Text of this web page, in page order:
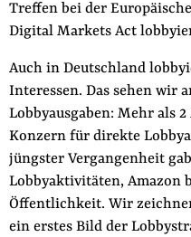
Treffen bei der
Digital Markets Act
Auch in Deutschland
Interessen. Das sehen wir
Lobbyausgaben: Mehr als
Konzern für direkte
jüngster Vergangenheit
Lobbyaktivitäten, Amazon
Öffentlichkeit. Wir
ein erstes Bild der